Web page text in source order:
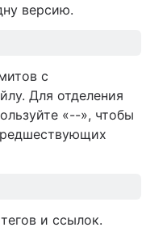
версию.
с
Для отделения
«--», чтобы
и ссылок.